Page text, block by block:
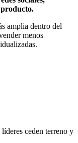
amplia dentro del
menos
ceden terreno y